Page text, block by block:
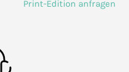
Print-Edition anfragen